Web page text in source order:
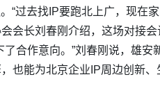
“过去找IP要跑北上广，现在
会长刘春刚介绍，这场对接
了合作意向。”刘春刚说，雄
也能为北京企业IP周边创新